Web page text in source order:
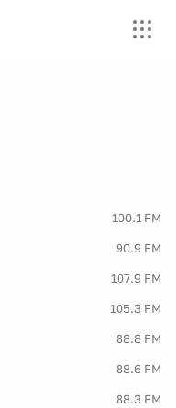
100.1 FM
90.9 FM
107.9 FM
105.3 FM
88.8 FM
88.6 FM
88.3 FM